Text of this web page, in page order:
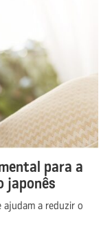
para a
japonês
a reduzir o